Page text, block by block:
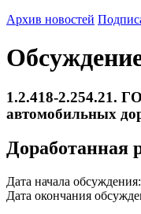
Архив новостей
1.2.418-2.254.21.
автомобильных
Доработанная
Дата начала обсуждения:
Дата окончания